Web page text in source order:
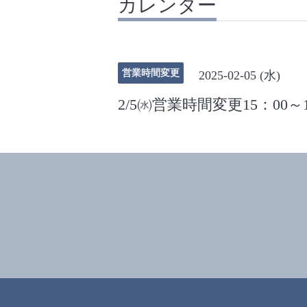
カレンダー
営業時間変更 2025-02-05 (水)
2/5㈬営業時間変更15：00～